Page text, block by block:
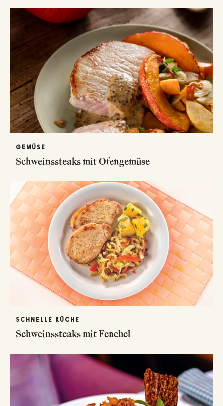
GEMÜSE
Schweinssteaks mit Ofengemüse
SCHNELLE KÜCHE
Schweinssteaks mit Fenchel